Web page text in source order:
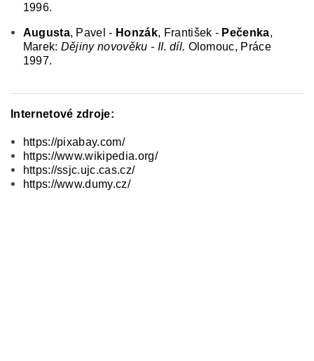
1996.
Augusta, Pavel - Honzák, František - Pečenka,
Marek: Dějiny novověku - II. díl. Olomouc, Práce
1997.
Internetové zdroje:
https://pixabay.com/
https://www.wikipedia.org/
https://ssjc.ujc.cas.cz/
https://www.dumy.cz/